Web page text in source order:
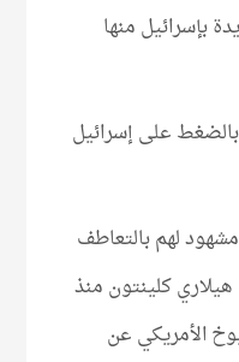
بإسرائيل منها
على إسرائيل
مشهود لهم بالتعاطف
كلينتون منذ
الأمريكي عن